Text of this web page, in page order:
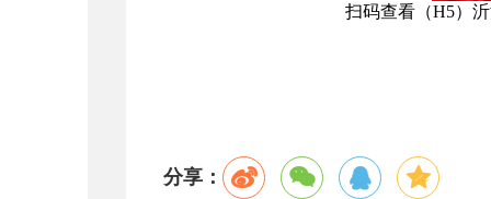
扫码查看（H5）
分享：